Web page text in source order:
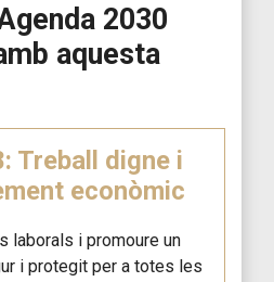
2030
aquesta
Treball digne i
econòmic
laborals i promoure un
i protegit per a totes les